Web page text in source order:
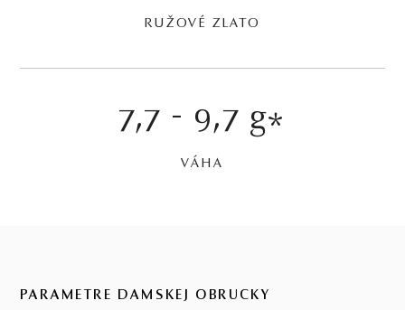
RUŽOVÉ ZLATO
7,7 - 9,7 g*
VÁHA
PARAMETRE DÁMSKEJ OBRÚČKY